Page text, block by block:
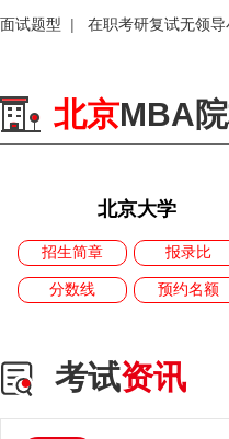
面试题型
| 在职考研复试无领
北京MBA
北京大学
招生简章 报录比
分数线 预约名额
考试资讯